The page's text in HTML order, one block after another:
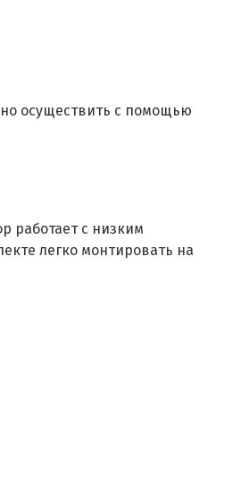
осуществить с помощью
работает с низким
легко монтировать на